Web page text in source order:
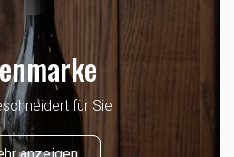
für Sie